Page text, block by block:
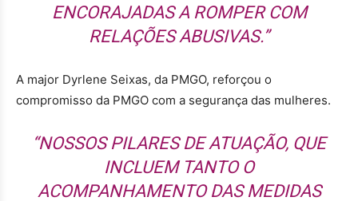
ENCORAJADAS A ROMPER COM
RELAÇÕES ABUSIVAS.”
A major Dyrlene Seixas, da PMGO, reforçou o
compromisso da PMGO com a segurança das mulheres.
“NOSSOS PILARES DE ATUAÇÃO, QUE
INCLUEM TANTO O
ACOMPANHAMENTO DAS MEDIDAS